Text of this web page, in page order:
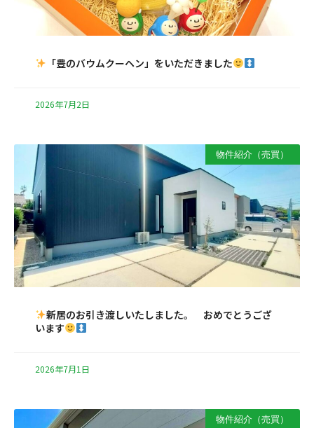
「豊のバウムクーヘン」をいただきました
2026年7月2日
物件紹介（売買）
新居のお引き渡しいたしました。 おめでとうござ
います
2026年7月1日
物件紹介（売買）